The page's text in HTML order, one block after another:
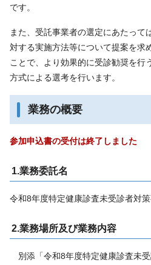
です。
また、受託事業者の選定にあたって
対する実施方法等について提案を求
ことで、より効果的に受診勧奨を行
方式による選考を行います。
業務の概要
参加申込書の受付は終了しました
1.業務委託名
令和8年度特定健康診査未受診者対
2.業務場所及び業務内容
別添「令和8年度特定健康診査未